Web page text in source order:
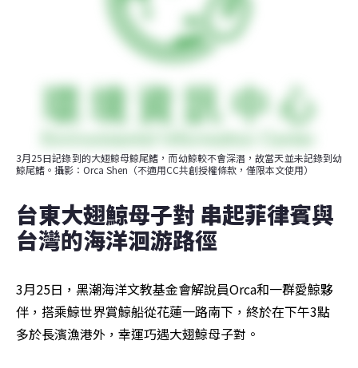
3月25日記錄到的大翅鯨母鯨尾鰭，而幼鯨較不會深潛，故當天並未記錄到幼
鯨尾鰭。攝影：Orca Shen（不適用CC共創授權條款，僅限本文使用）
台東大翅鯨母子對 串起菲律賓與
台灣的海洋洄游路徑
3月25日，黑潮海洋文教基金會解說員Orca和一群愛鯨夥
伴，搭乘鯨世界賞鯨船從花蓮一路南下，終於在下午3點
多於長濱漁港外，幸運巧遇大翅鯨母子對。